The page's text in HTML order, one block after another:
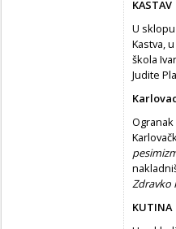
KASTAV
U sklopu
Kastva,
škola
Judite
Karlovac
Zdravko
KUTINA